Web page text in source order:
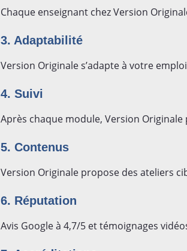
Chaque enseignant chez Version
3. Adaptabilité
Version Originale s’adapte à votre
4. Suivi
Après chaque module, Version
5. Contenus
Version Originale propose des ateliers
6. Réputation
Avis Google à 4,7/5 et témoignages